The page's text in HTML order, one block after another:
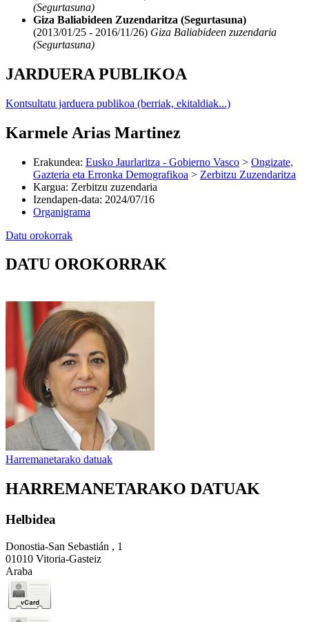
(Segurtasuna)
Giza Baliabideen Zuzendaritza (Segurtasuna)
(2013/01/25 - 2016/11/26) Giza Baliabideen zuzendaria
(Segurtasuna)
JARDUERA PUBLIKOA
Kontsultatu jarduera publikoa (berriak, ekitaldiak...)
Karmele Arias Martinez
Erakundea: Eusko Jaurlaritza - Gobierno Vasco > Ongizate,
Gazteria eta Erronka Demografikoa > Zerbitzu Zuzendaritza
Kargua: Zerbitzu zuzendaria
Izendapen-data: 2024/07/16
Organigrama
Datu orokorrak
DATU OROKORRAK
Harremanetarako datuak
HARREMANETARAKO DATUAK
Helbidea
Donostia-San Sebastián , 1
01010 Vitoria-Gasteiz
Araba